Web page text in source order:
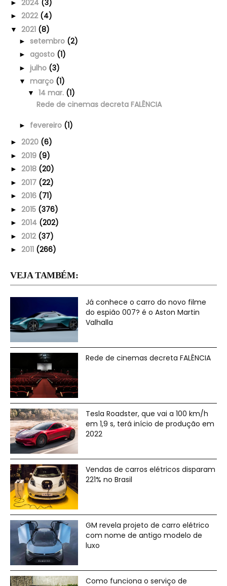
► 2024 (3)
► 2022 (4)
▼ 2021 (8)
► setembro (2)
► agosto (1)
► julho (3)
▼ março (1)
▼ 14 mar. (1)
Rede de cinemas decreta FALÊNCIA
► fevereiro (1)
► 2020 (6)
► 2019 (9)
► 2018 (20)
► 2017 (22)
► 2016 (71)
► 2015 (376)
► 2014 (202)
► 2012 (37)
► 2011 (266)
VEJA TAMBÉM:
Já conhece o carro do novo filme
do espião 007? é o Aston Martin
Valhalla
Rede de cinemas decreta FALÊNCIA
Tesla Roadster, que vai a 100 km/h
em 1,9 s, terá início de produção em
2022
Vendas de carros elétricos disparam
221% no Brasil
GM revela projeto de carro elétrico
com nome de antigo modelo de
luxo
Como funciona o serviço de